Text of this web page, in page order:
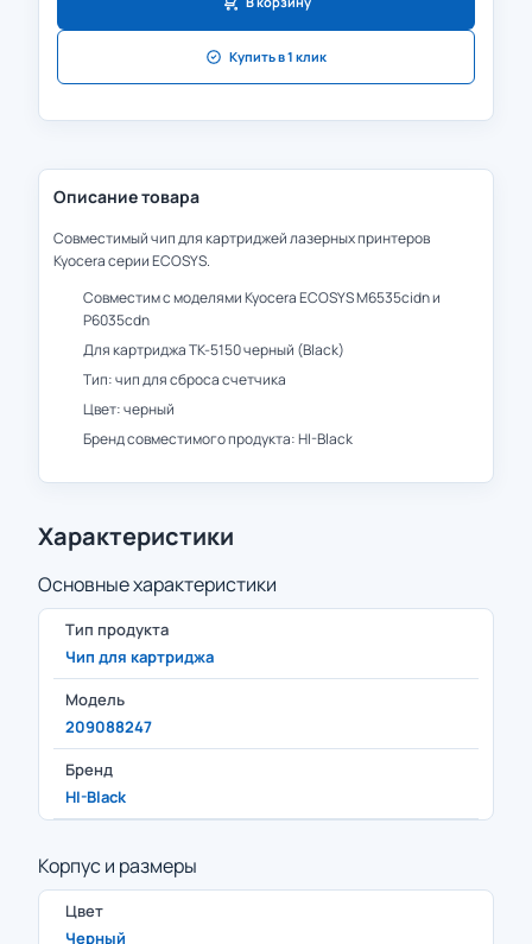
Купить в 1 клик
Описание товара
Совместимый чип для картриджей лазерных принтеров
Kyocera серии ECOSYS.
Совместим с моделями Kyocera ECOSYS M6535cidn и
P6035cdn
Для картриджа TK-5150 черный (Black)
Тип: чип для сброса счетчика
Цвет: черный
Бренд совместимого продукта: HI-Black
Характеристики
Основные характеристики
Тип продукта
Чип для картриджа
Модель
209088247
Бренд
HI-Black
Корпус и размеры
Цвет
Черный